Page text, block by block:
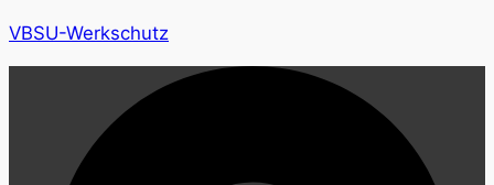
VBSU-Werkschutz